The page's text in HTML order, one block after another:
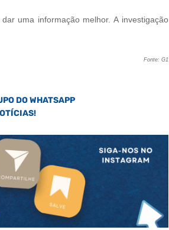
uma informação melhor. A investigação
Fonte: G1
DO WHATSAPP